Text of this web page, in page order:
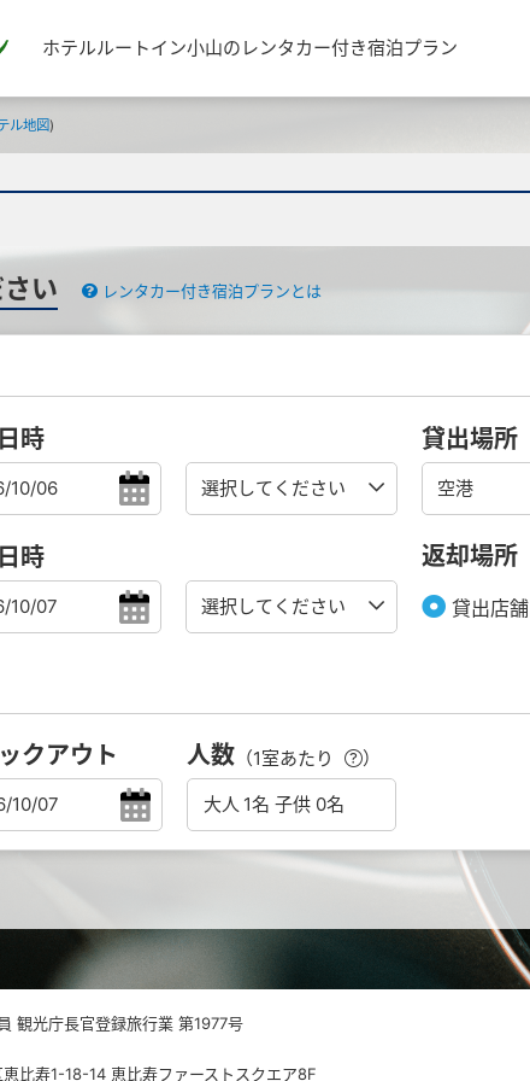
ホテルルートイン小山のレンタカー付き宿泊プラン
ル地図)
い レンタカー付き宿泊プランとは
時 貸出場所
時 返却場所
貸出店舗
クアウト 人数 （1室あたり ）
観光庁長官登録旅行業 第1977号
比寿1-18-14 恵比寿ファーストスクエア8F